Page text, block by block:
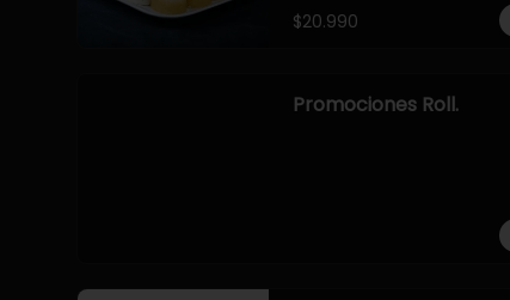
-palmito, pepino, queso,
envuelto ciboulette o sesamo.
-camaron, palta, cebollin,
$20.990
Promociones Roll.